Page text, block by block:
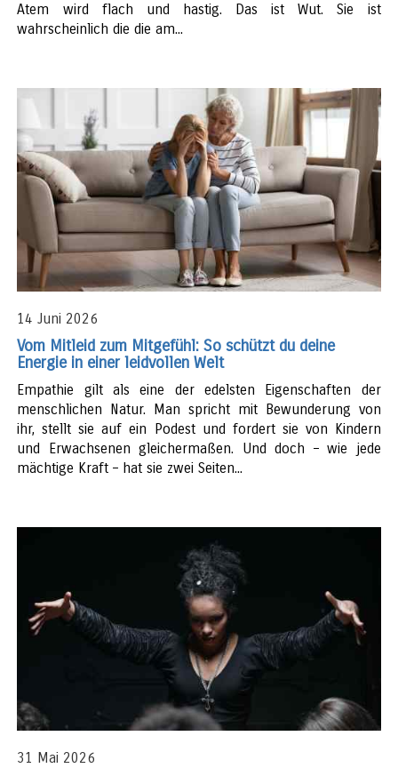
Atem wird flach und hastig. Das ist Wut. Sie ist
wahrscheinlich die die am...
14 Juni 2026
Vom Mitleid zum Mitgefühl: So schützt du deine
Energie in einer leidvollen Welt
Empathie gilt als eine der edelsten Eigenschaften der
menschlichen Natur. Man spricht mit Bewunderung von
ihr, stellt sie auf ein Podest und fordert sie von Kindern
und Erwachsenen gleichermaßen. Und doch – wie jede
mächtige Kraft – hat sie zwei Seiten...
31 Mai 2026